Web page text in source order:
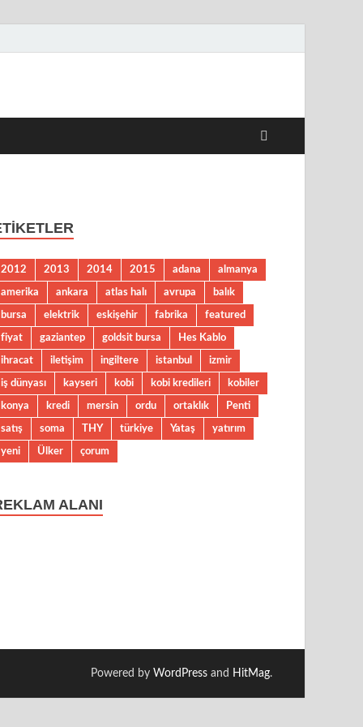
Kobi Haberleri
2012 2013 2014 2015 adana
almanya
amerika
ankara atlas halı avrupa
balık
bursa
elektrik eskişehir fabrika
featured
fiyat
gaziantep goldsit bursa
Hes Kablo
ihracat
iletişim ingiltere istanbul
izmir
iş dünyası
kayseri kobi kobi kredileri
kobiler
konya
kredi mersin ordu ortaklık
Penti
satış
soma THY türkiye Yataş
yatırım
yeni
Ülker çorum
ALANI
Powered by WordPress and HitMag.